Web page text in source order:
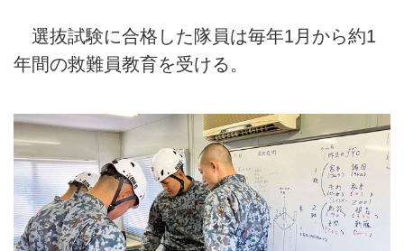
選抜試験に合格した隊員は毎年1月から約1
年間の救難員教育を受ける。